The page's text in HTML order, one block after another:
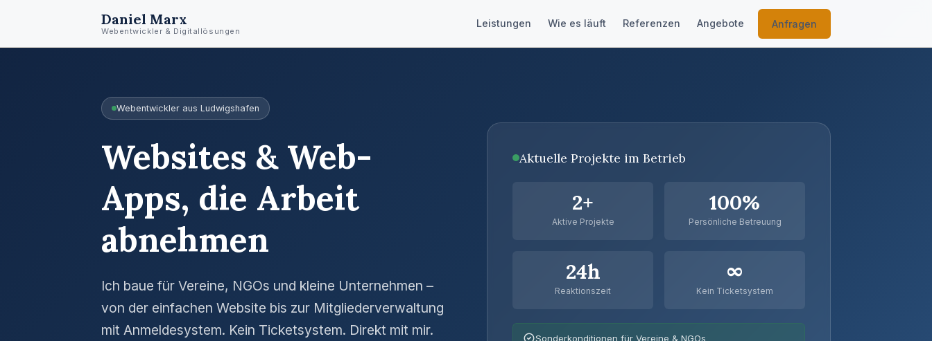
Daniel Marx
Webentwickler & Digitallösungen
Leistungen Wie es läuft Referenzen Angebote Anfragen
Webentwickler aus Ludwigshafen
Websites & Web-
Apps, die Arbeit
abnehmen
Ich baue für Vereine, NGOs und kleine Unternehmen –
von der einfachen Website bis zur Mitgliederverwaltung
mit Anmeldesystem. Kein Ticketsystem. Direkt mit mir.
Aktuelle Projekte im Betrieb
2+
Aktive Projekte
100%
Persönliche Betreuung
24h
Reaktionszeit
∞
Kein Ticketsystem
Sonderkonditionen für Vereine & NGOs